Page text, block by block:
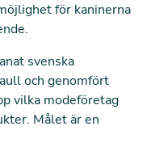
för kaninerna
svenska
och genomfört
vilka modeföretag
Målet är en